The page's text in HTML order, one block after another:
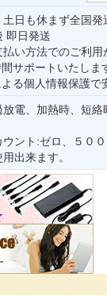
日も休まず全国発
即日発送
払い方法でのご利用
サポートいたしま
る個人情報保護で
放電、加熱時、短
ント:ゼロ、５０
出来ます。